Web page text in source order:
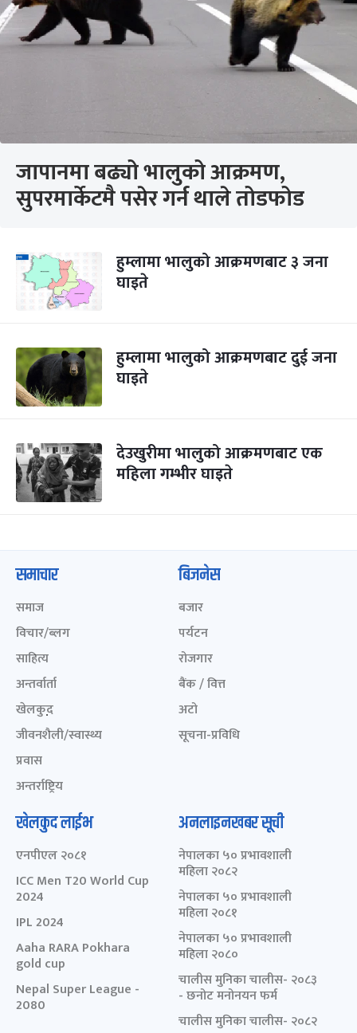
जापानमा बढ्यो भालुको आक्रमण,
सुपरमार्केटमै पसेर गर्न थाले तोडफोड
हुम्लामा भालुको आक्रमणबाट ३ जना
घाइते
हुम्लामा भालुको आक्रमणबाट दुई जना
घाइते
देउखुरीमा भालुको आक्रमणबाट एक
महिला गम्भीर घाइते
समाचार
समाज
विचार/ब्लग
साहित्य
अन्तर्वार्ता
खेलकुद़़
जीवनशैली/स्वास्थ्य
प्रवास
अन्तर्राष्ट्रिय
बिजनेस
बजार
पर्यटन
रोजगार
बैंक / वित्त
अटो
सूचना-प्रविधि
खेलकुद लाईभ
एनपीएल २०८१
ICC Men T20 World Cup
2024
IPL 2024
Aaha RARA Pokhara
gold cup
Nepal Super League -
2080
अनलाइनखबर सूची
नेपालका ५० प्रभावशाली
महिला २०८२
नेपालका ५० प्रभावशाली
महिला २०८१
नेपालका ५० प्रभावशाली
महिला २०८०
चालीस मुनिका चालीस- २०८३
- छनोट मनोनयन फर्म
चालीस मुनिका चालीस- २०८२